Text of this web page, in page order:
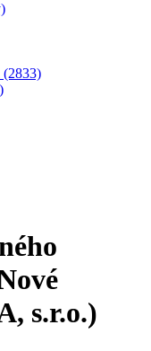
(2833)
s.r.o.)